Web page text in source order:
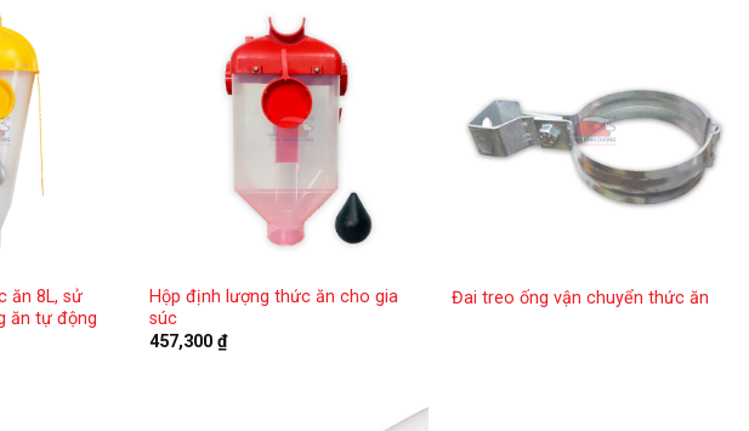
ăn 8L, sử
ăn tự động
Hộp định lượng thức ăn cho gia
súc
457,300 ₫
Đai treo ống vận chuyển thức ăn